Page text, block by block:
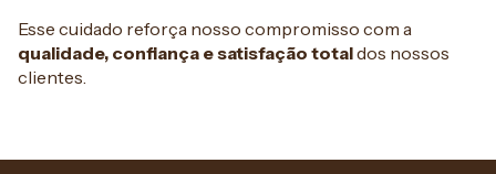
Esse cuidado reforça nosso compromisso com a
qualidade, confiança e satisfação totaldos nossos
clientes.